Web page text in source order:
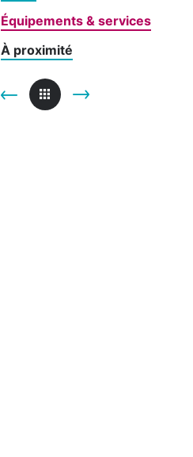
Équipements & services
À proximité